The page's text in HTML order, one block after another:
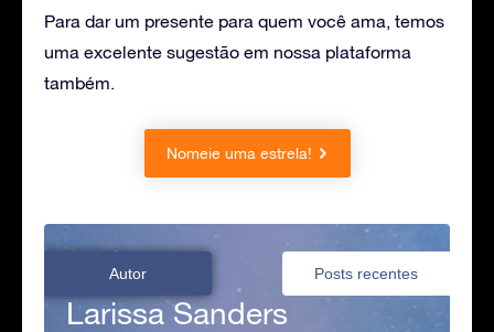
Para dar um presente para quem você ama, temos
uma excelente sugestão em nossa plataforma
também.
Nomeie uma estrela!
Autor Posts recentes
Larissa Sanders